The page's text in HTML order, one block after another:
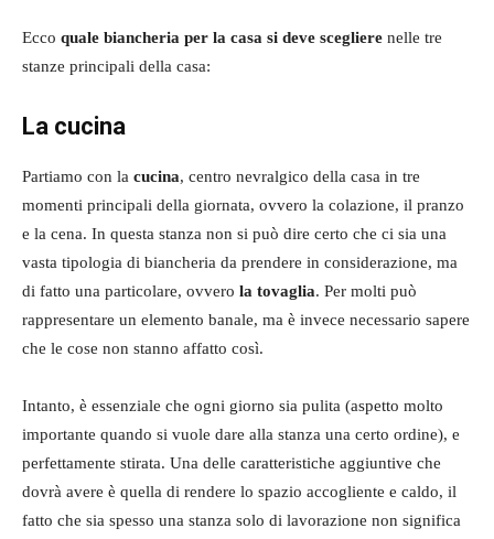
Ecco quale biancheria per la casa si deve scegliere nelle tre
stanze principali della casa:
La cucina
Partiamo con la cucina, centro nevralgico della casa in tre
momenti principali della giornata, ovvero la colazione, il pranzo
e la cena. In questa stanza non si può dire certo che ci sia una
vasta tipologia di biancheria da prendere in considerazione, ma
di fatto una particolare, ovvero la tovaglia. Per molti può
rappresentare un elemento banale, ma è invece necessario sapere
che le cose non stanno affatto così.
Intanto, è essenziale che ogni giorno sia pulita (aspetto molto
importante quando si vuole dare alla stanza una certo ordine), e
perfettamente stirata. Una delle caratteristiche aggiuntive che
dovrà avere è quella di rendere lo spazio accogliente e caldo, il
fatto che sia spesso una stanza solo di lavorazione non significa